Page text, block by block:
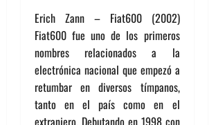
Erich Zann – Fiat600 (2002)
Fiat600 fue uno de los primeros
nombres relacionados a la
electrónica nacional que empezó a
retumbar en diversos tímpanos,
tanto en el país como en el